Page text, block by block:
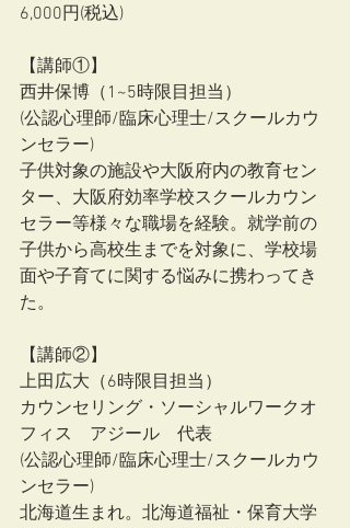
6,000円(税込)
【講師①】
西井保博（1~5時限目担当）
(公認心理師/臨床心理士/スクールカウ
ンセラー)
子供対象の施設や大阪府内の教育セン
ター、大阪府効率学校スクールカウン
セラー等様々な職場を経験。就学前の
子供から高校生までを対象に、学校場
面や子育てに関する悩みに携わってき
た。
【講師②】
上田広大（6時限目担当）
カウンセリング・ソーシャルワークオ
フィス　アジール　代表
(公認心理師/臨床心理士/スクールカウ
ンセラー)
北海道生まれ。北海道福祉・保育大学